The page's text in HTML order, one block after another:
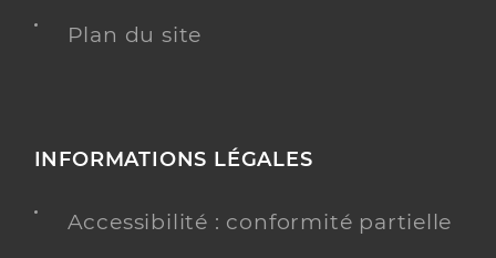
Plan du site
INFORMATIONS LÉGALES
Accessibilité : conformité partielle